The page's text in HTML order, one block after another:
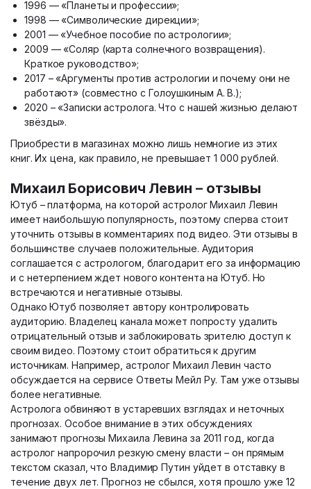
1996 — «Планеты и профессии»;
1998 — «Символические дирекции»;
2001 — «Учебное пособие по астрологии»;
2009 — «Соляр (карта солнечного возвращения).
Краткое руководство»;
2017 – «Аргументы против астрологии и почему они не
работают» (совместно с Голоушкиным А. В.);
2020 – «Записки астролога. Что с нашей жизнью делают
звёзды».
Приобрести в магазинах можно лишь немногие из этих
книг. Их цена, как правило, не превышает 1 000 рублей.
Михаил Борисович Левин – отзывы
Ютуб – платформа, на которой астролог Михаил Левин
имеет наибольшую популярность, поэтому сперва стоит
уточнить отзывы в комментариях под видео. Эти отзывы в
большинстве случаев положительные. Аудитория
соглашается с астрологом, благодарит его за информацию
и с нетерпением ждет нового контента на Ютуб. Но
встречаются и негативные отзывы.
Однако Ютуб позволяет автору контролировать
аудиторию. Владелец канала может попросту удалить
отрицательный отзыв и заблокировать зрителю доступ к
своим видео. Поэтому стоит обратиться к другим
источникам. Например, астролог Михаил Левин часто
обсуждается на сервисе Ответы Мейл Ру. Там уже отзывы
более негативные.
Астролога обвиняют в устаревших взглядах и неточных
прогнозах. Особое внимание в этих обсуждениях
занимают прогнозы Михаила Левина за 2011 год, когда
астролог напророчил резкую смену власти – он прямым
текстом сказал, что Владимир Путин уйдет в отставку в
течение двух лет. Прогноз не сбылся, хотя прошло уже 12